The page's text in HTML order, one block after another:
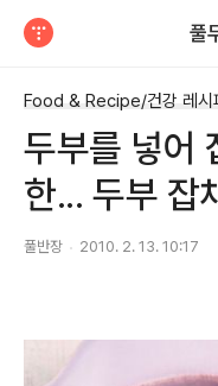
풀
Food & Recipe/건강 레시
두부를 넣어
한... 두부 잡
풀반장 2010. 2. 13. 10:17